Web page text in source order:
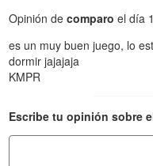
Opinión decomparo el día
es un muy buen juego, lo
dormir jajajaja
KMPR
Escribe tu opinión sobre